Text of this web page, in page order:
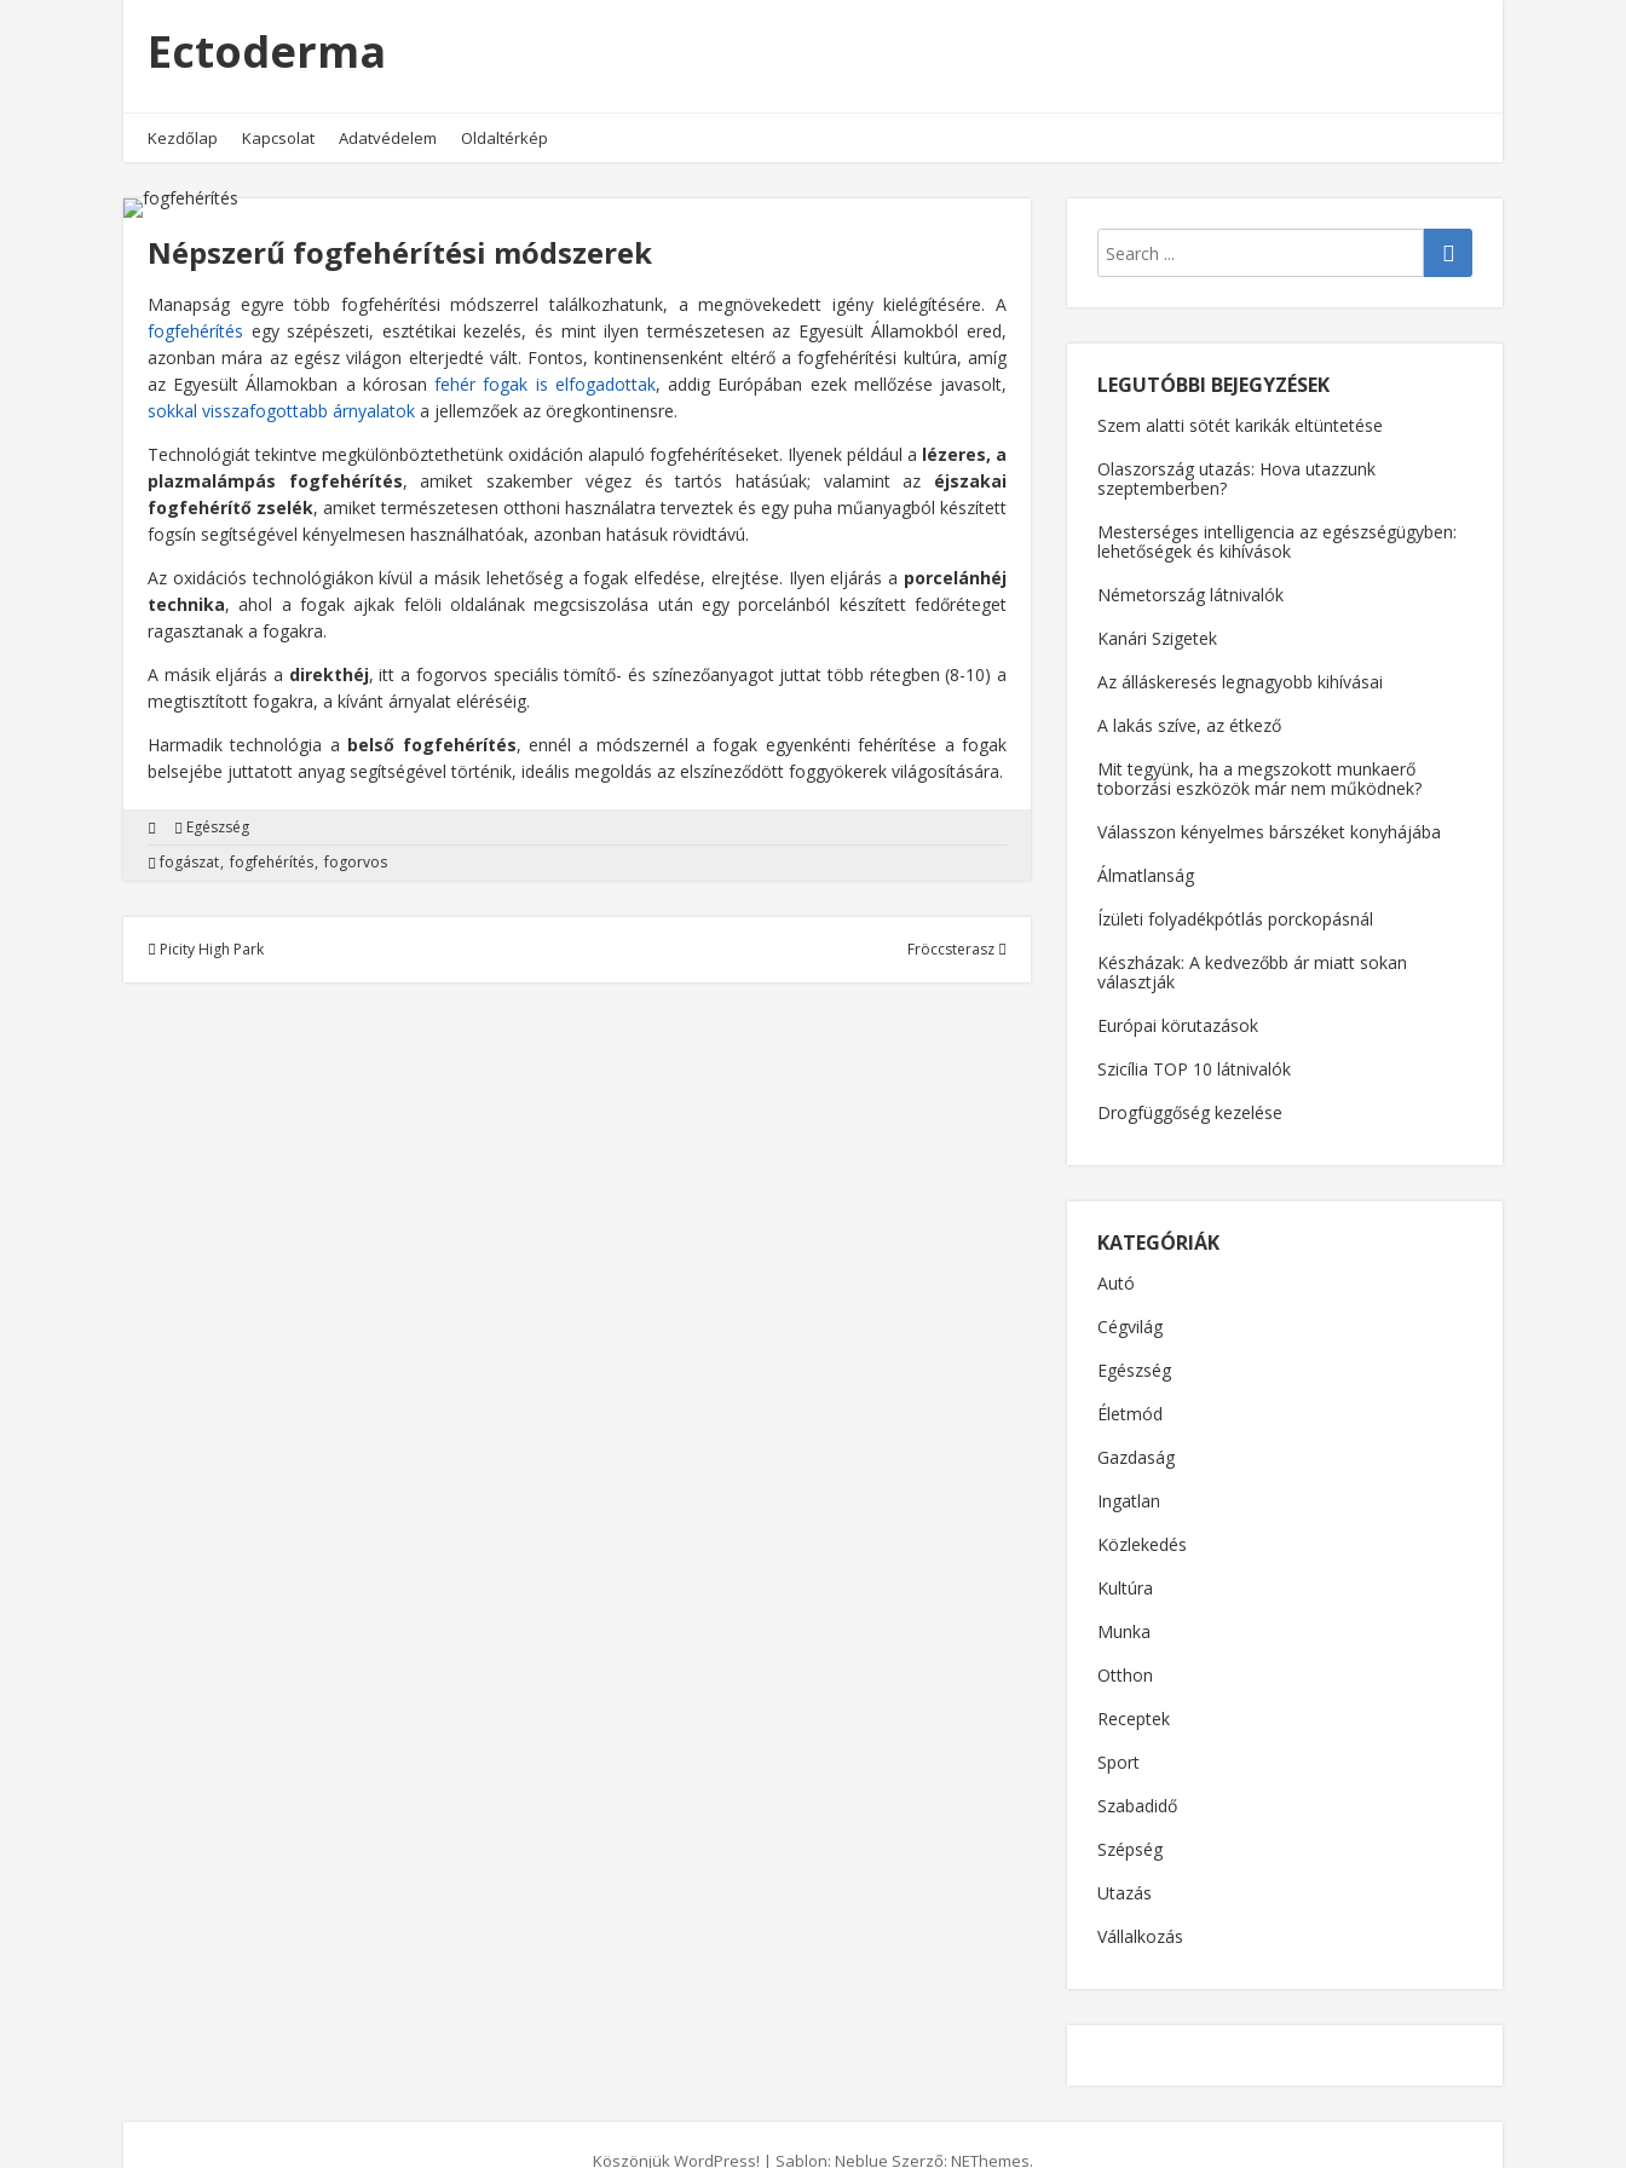
Ectoderma
Kezdőlap Kapcsolat Adatvédelem Oldaltérkép
Népszerű fogfehérítési módszerek
Manapság egyre több fogfehérítési módszerrel találkozhatunk, a megnövekedett igény kielégítésére. A
fogfehérítés egy szépészeti, esztétikai kezelés, és mint ilyen természetesen az Egyesült Államokból ered,
azonban mára az egész világon elterjedté vált. Fontos, kontinensenként eltérő a fogfehérítési kultúra, amíg
az Egyesült Államokban a kórosanfehér fogak is elfogadottak, addig Európában ezek mellőzése javasolt,
sokkal visszafogottabb árnyalatok a jellemzőek az öregkontinensre.
Technológiát tekintve megkülönböztethetünk oxidáción alapuló fogfehérítéseket. Ilyenek például a lézeres, a
plazmalámpás fogfehérítés, amiket szakember végez és tartós hatásúak; valamint az éjszakai
fogfehérítő zselék, amiket természetesen otthoni használatra terveztek és egy puha műanyagból készített
fogsín segítségével kényelmesen használhatóak, azonban hatásuk rövidtávú.
Az oxidációs technológiákon kívül a másik lehetőség a fogak elfedése, elrejtése. Ilyen eljárás a porcelánhéj
technika, ahol a fogak ajkak felöli oldalának megcsiszolása után egy porcelánból készített fedőréteget
ragasztanak a fogakra.
A másik eljárás a direkthéj, itt a fogorvos speciális tömítő- és színezőanyagot juttat több rétegben (8-10) a
megtisztított fogakra, a kívánt árnyalat eléréséig.
Harmadik technológia a belső fogfehérítés, ennél a módszernél a fogak egyenkénti fehérítése a fogak
belsejébe juttatott anyag segítségével történik, ideális megoldás az elszíneződött foggyökerek világosítására.
Egészség
fogászat fogfehérítés fogorvos
Picity High Park Fröccsterasz
LEGUTÓBBI BEJEGYZÉSEK
Szem alatti sötét karikák eltüntetése
Olaszország utazás: Hova utazzunk
szeptemberben?
Mesterséges intelligencia az egészségügyben:
lehetőségek és kihívások
Németország látnivalók
Kanári Szigetek
Az álláskeresés legnagyobb kihívásai
A lakás szíve, az étkező
Mit tegyünk, ha a megszokott munkaerő
toborzási eszközök már nem működnek?
Válasszon kényelmes bárszéket konyhájába
Álmatlanság
Ízületi folyadékpótlás porckopásnál
Készházak: A kedvezőbb ár miatt sokan
választják
Európai körutazások
Szicília TOP 10 látnivalók
Drogfüggőség kezelése
KATEGÓRIÁK
Autó
Cégvilág
Egészség
Életmód
Gazdaság
Ingatlan
Közlekedés
Kultúra
Munka
Otthon
Receptek
Sport
Szabadidő
Szépség
Utazás
Vállalkozás
Köszönjük WordPress! | Sablon: Neblue Szerző: NEThemes.